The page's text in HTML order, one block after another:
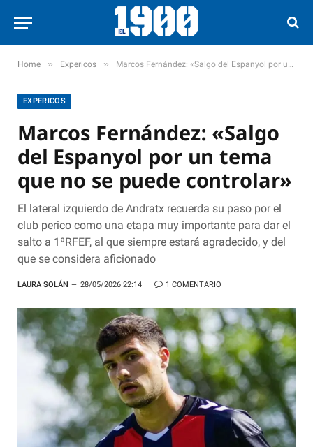
Home » Expericos » Marcos Fernández: «Salgo del Espanyol por un tema que no se puede controlar»
EXPERICOS
Marcos Fernández: «Salgo
del Espanyol por un tema
que no se puede controlar»
El lateral izquierdo de Andratx recuerda su paso por el
club perico como una etapa muy importante para dar el
salto a 1ªRFEF, al que siempre estará agradecido, y del
que se considera aficionado
LAURA SOLÁN 28/05/2026 22:14 1 COMENTARIO